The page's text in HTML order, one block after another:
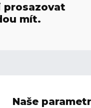
prosazovat
mít.
Naše